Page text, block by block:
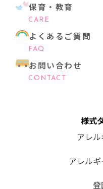
保育・教育
CARE
よくあるご質問
FAQ
お問い合わせ
CONTACT
様式
アレ
アレル